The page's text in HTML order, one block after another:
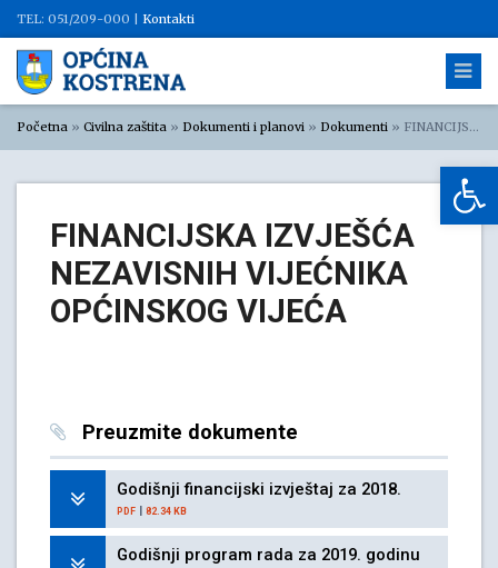
TEL: 051/209-000 | Kontakti
Početna » Civilna zaštita » Dokumenti i planovi » Dokumenti » FINANCIJSKA IZVJEŠĆA NEZAVISNIH VIJEĆNIKA OPĆINSKOG VIJEĆA
FINANCIJSKA IZVJEŠĆA
NEZAVISNIH VIJEĆNIKA
OPĆINSKOG VIJEĆA
Preuzmite dokumente
Godišnji financijski izvještaj za 2018.
PDF | 82.34 KB
Godišnji program rada za 2019. godinu